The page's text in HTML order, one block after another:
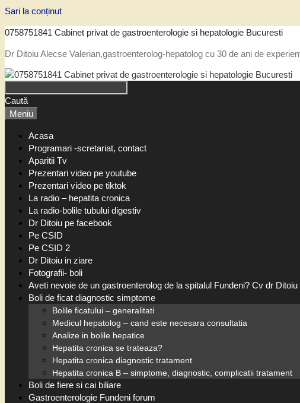
Sari la conținut
0758751841 Cabinet privat de gastroenterologie si hepatologie Bucuresti
Dr Ditoiu Alecse Valerian,gastroenterolog-hepatolog cu 30 de ani de
Caută
Meniu
Acasa
Programari -scretariat, contact
Aparitii Tv
Prezentari video pe youtube
Prezentari video pe tiktok
La radio – hepatita cronica
La radio-bolile tubului digestiv
Dr Ditoiu pe facebook
Pe CSID
Pe CSID 2
Dr Ditoiu in ziare
Fotografii- boli
Aveti nevoie de un gastroenterolog de la spitalul Fundeni? Cv dr Ditoiu
Boli de ficat diagnostic simptome
Bolile ficatului – generalitati
Medicul hepatolog – cand este necesara consultatia
Analize in bolile hepatice
Hepatita cronica se trateaza?
Hepatita cronica diagnostic tratament
Hepatita cronica B – simptome, diagnostic, complicatii tratament
Boli de fiere si cai biliare
Gastroenterologie Fundeni forum